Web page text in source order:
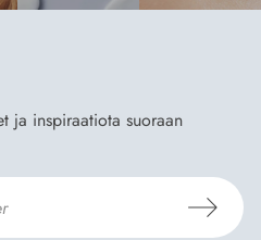
ja inspiraatiota suoraan